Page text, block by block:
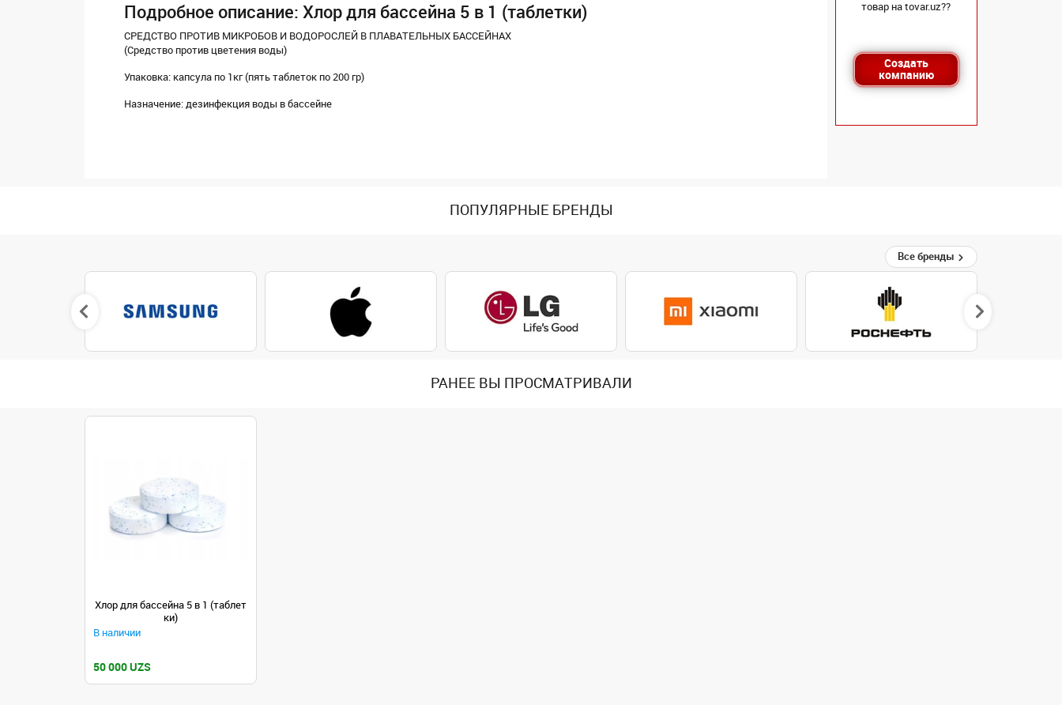
Подробное описание: Хлор для бассейна 5 в 1 (таблетки)
СРЕДСТВО ПРОТИВ МИКРОБОВ И ВОДОРОСЛЕЙ В ПЛАВАТЕЛЬНЫХ БАССЕЙНАХ
(Средство против цветения воды)
Упаковка: капсула по 1кг (пять таблеток по 200 гр)
Назначение: дезинфекция воды в бассейне
товар на tovar.uz??
Создать
компанию
ПОПУЛЯРНЫЕ БРЕНДЫ
Все бренды
РАНЕЕ ВЫ ПРОСМАТРИВАЛИ
Хлор для бассейна 5 в 1 (таблет
ки)
В наличии
50 000 UZS